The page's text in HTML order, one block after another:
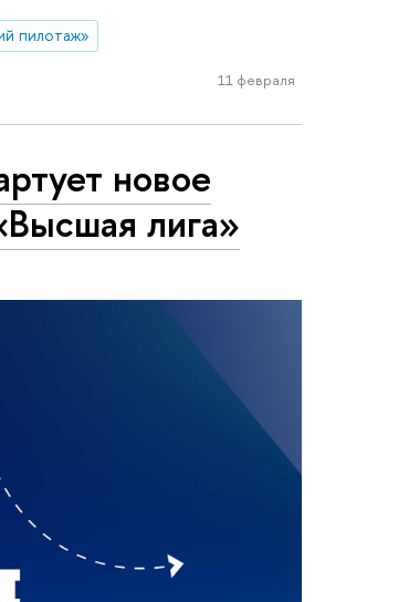
пилотаж»
11 февраля
новое
лига»